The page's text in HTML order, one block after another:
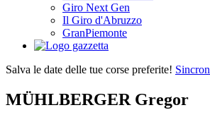
Giro Next Gen
Il Giro d'Abruzzo
GranPiemonte
Salva le date delle tue corse preferite!
MÜHLBERGER Gregor